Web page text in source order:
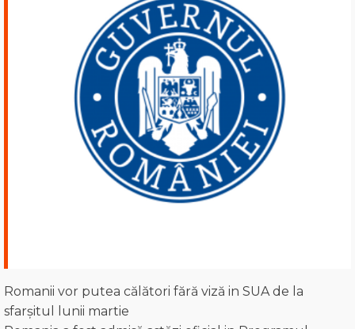
Romanii vor putea călători fără viză in SUA de la
sfarșitul lunii martie